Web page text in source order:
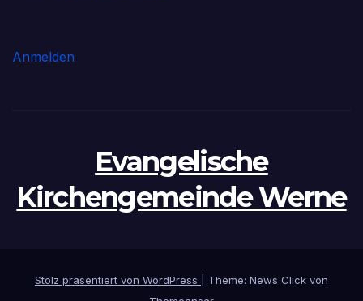
Anmelden
Evangelische
Kirchengemeinde Werne
Stolz präsentiert von WordPress
Theme: News Click von